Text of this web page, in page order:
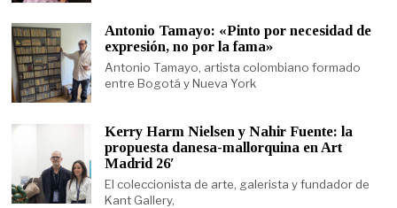
Antonio Tamayo: «Pinto por necesidad de
expresión, no por la fama»
Antonio Tamayo, artista colombiano formado
entre Bogotá y Nueva York
Kerry Harm Nielsen y Nahir Fuente: la
propuesta danesa-mallorquina en Art
Madrid 26′
El coleccionista de arte, galerista y fundador de
Kant Gallery,